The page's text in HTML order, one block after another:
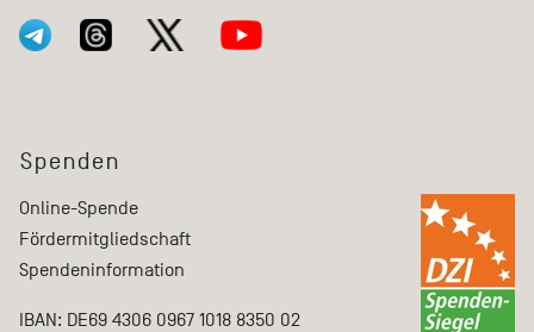
Spenden
Online-Spende
Fördermitgliedschaft
Spendeninformation
IBAN: DE69 4306 0967 1018 8350 02